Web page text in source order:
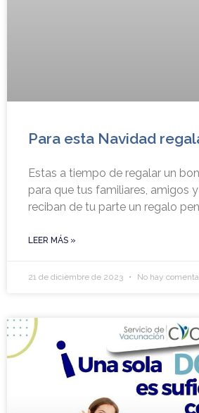
Para esta Navidad
Estas a tiempo de regalar un
para que tus familiares, amigos
reciban de tu parte un regalo
LEER MÁS »
21 de diciembre de 2023 No hay